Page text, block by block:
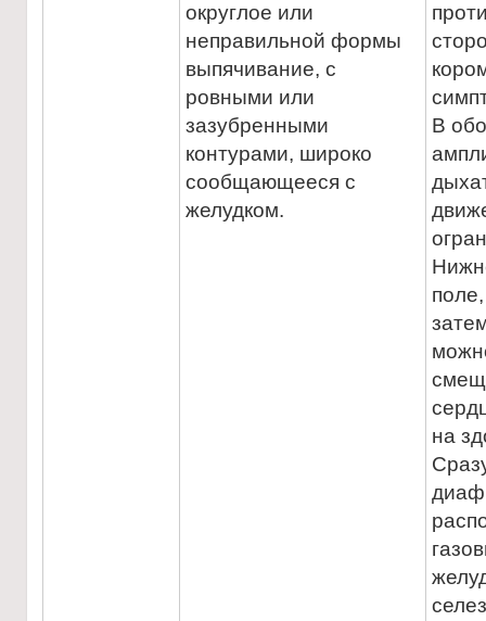
округлое или
неправильной формы
выпячивание, с
ровными или
зазубренными
контурами, широко
сообщающееся с
желудком.
В
на